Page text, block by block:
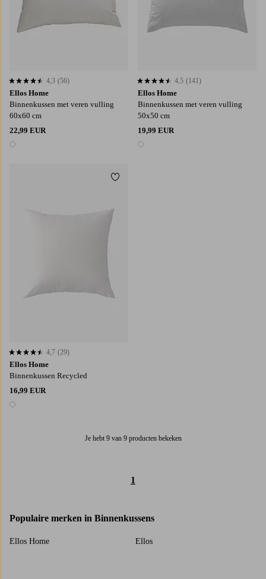
Ellos Home
Binnenkussen met veren vulling
60x60 cm
22,99 EUR
1 kleur
4,3 op basis van 56 beoordelingen
4,3 (56)
Ellos Home
Binnenkussen met veren vulling
50x50 cm
19,99 EUR
1 kleur
4,5 op basis van 141 beoordelingen
4,5 (141)
Ellos Home
Binnenkussen Recycled
16,99 EUR
1 kleur
4,7 op basis van 29 beoordelingen
4,7 (29)
Toevoegen aan favorieten
Je hebt 9 van 9 producten bekeken
1
Populaire merken in Binnenkussens
Ellos Home Ellos